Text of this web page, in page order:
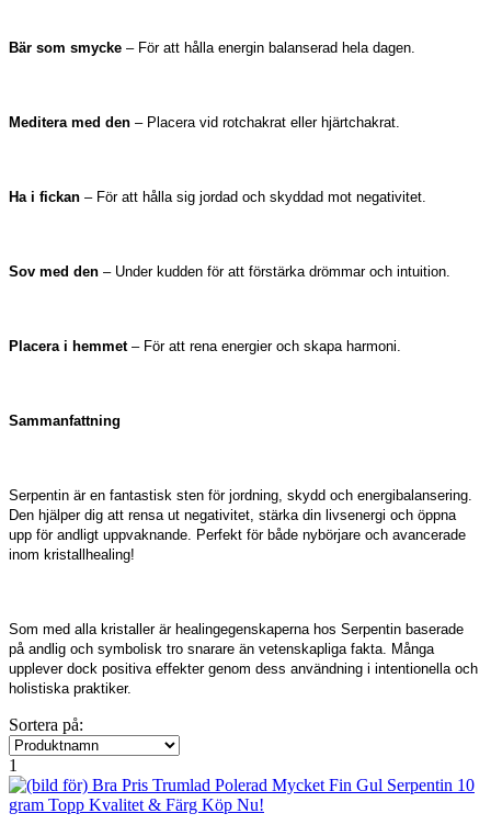
Bär som smycke – För att hålla energin balanserad hela dagen.
Meditera med den – Placera vid rotchakrat eller hjärtchakrat.
Ha i fickan – För att hålla sig jordad och skyddad mot negativitet.
Sov med den – Under kudden för att förstärka drömmar och intuition.
Placera i hemmet– För att rena energier och skapa harmoni.
Sammanfattning
Serpentin är en fantastisk sten för jordning, skydd och energibalansering.
Den hjälper dig att rensa ut negativitet, stärka din livsenergi och öppna
upp för andligt uppvaknande. Perfekt för både nybörjare och avancerade
inom kristallhealing!
Som med alla kristaller är healingegenskaperna hos Serpentin baserade
på andlig och symbolisk tro snarare än vetenskapliga fakta. Många
upplever dock positiva effekter genom dess användning i intentionella och
holistiska praktiker.
Sortera på:
1